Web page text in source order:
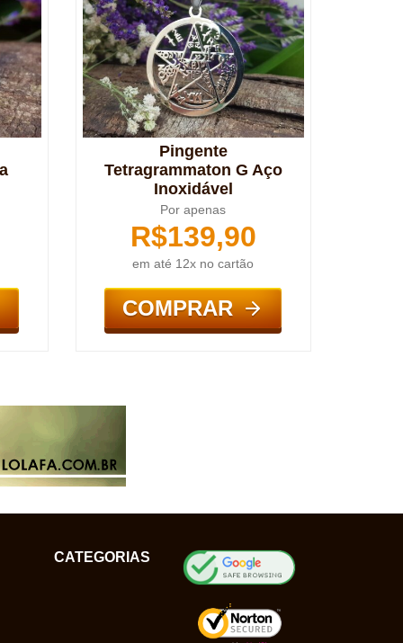
Pingente
Tetragrammaton G Aço
Inoxidável
Por apenas
R$139,90
em até 12x no cartão
COMPRAR
CATEGORIAS